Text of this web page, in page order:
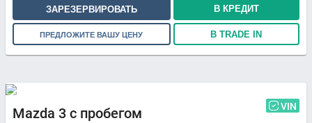
ЗАРЕЗЕРВИРОВАТЬ В КРЕДИТ
ПРЕДЛОЖИТЕ ВАШУ ЦЕНУ В TRADE IN
Mazda 3 с пробегом VIN